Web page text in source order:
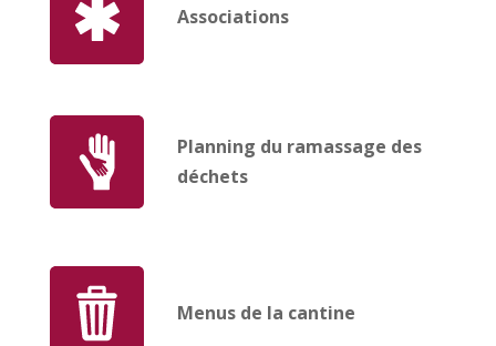
Associations
Planning du ramassage des
déchets
Menus de la cantine